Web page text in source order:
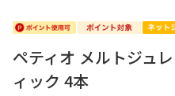
ペティオ メルトジュ
ィック 4本